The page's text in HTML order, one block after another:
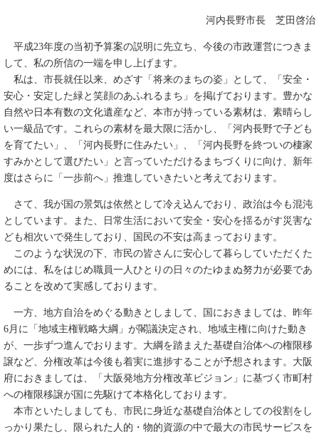
河内長野市長 芝田啓治
平成23年度の当初予算案の説明に先立ち、今後の市政運営につきま
して、私の所信の一端を申し上げます。
私は、市長就任以来、めざす「将来のまちの姿」として、「安全・
安心・安定した緑と笑顔のあふれるまち」を掲げております。豊かな
自然や日本有数の文化遺産など、本市が持っている素材は、素晴らし
い一級品です。これらの素材を最大限に活かし、「河内長野で子ども
を育てたい」、「河内長野に住みたい」、「河内長野を終ついの棲家
すみかとして選びたい」と言っていただけるまちづくりに向け、新年
度はさらに「一歩前へ」推進していきたいと考えております。
さて、我が国の景気は依然として冷え込んでおり、政治は今も混沌
としています。また、日常生活において安全・安心を揺るがす災害な
ども相次いで発生しており、国民の不安は高まっております。
このような状況の下、市民の皆さんに安心して暮らしていただくた
めには、私をはじめ職員一人ひとりの日々のたゆまぬ努力が必要であ
ることを改めて実感しております。
一方、地方自治をめぐる動きとしまして、国におきましては、昨年
6月に「地域主権戦略大綱」が閣議決定され、地域主権に向けた動き
が、一歩ずつ進んでおります。大綱を踏まえた基礎自治体への権限移
譲など、分権改革は今後も着実に進捗することが予想されます。大阪
府におきましては、「大阪発地方分権改革ビジョン」に基づく市町村
への権限移譲が国に先駆けて本格化しております。
本市といたしましても、市民に身近な基礎自治体としての役割をし
っかり果たし、限られた人的・物的資源の中で最大の市民サービスを